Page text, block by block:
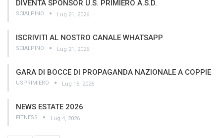
DIVENTA SPONSOR U.S. PRIMIERO A.S.D.
SCIALPINO Lug 21, 2026
ISCRIVITI AL NOSTRO CANALE WHATSAPP
SCIALPINO Lug 21, 2026
GARA DI BOCCE DI PROPAGANDA NAZIONALE A COPPIE
USPRIMIERO Lug 15, 2026
NEWS ESTATE 2026
FITNESS Lug 4, 2026